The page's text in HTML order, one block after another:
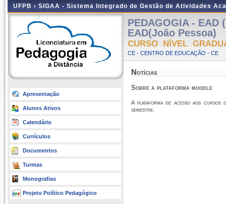
UFPB › SIGAA - Sistema Integrado de Gestão de Atividades
Apresentação
Alunos Ativos
Calendário
Currículos
Documentos
Turmas
Monografias
Projeto Político Pedagógico
PEDAGOGIA - EAD
EAD(João Pessoa)
CURSO NÍVEL
CE - CENTRO DE EDUCAÇÃO - CE
Notícias
Sobre a plataforma moodle
A plataforma de acesso aos cursos
semestre.